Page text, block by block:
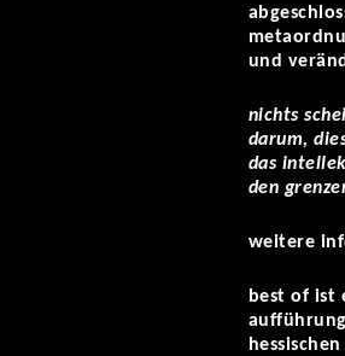
und
nichts
darum,
das
den
weitere
best of ist